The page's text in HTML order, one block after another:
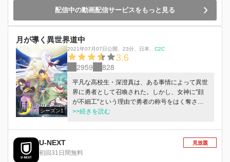
配信中の動画配信サービスをもっと見る
月が導く異世界道中
シーズン1
2021年07月07日公開 23分 日本 C2C
3.6
2959 828
平凡な高校生・深澄真は、ある事情によって異世
界に勇者として召喚された。しかし、女神に"顔
が不細工"という理由で勇者の称号をはく奪さ
れ、最果ての荒野へ飛ばされてしまう。荒野でさ
界をどう生きていくのか。
>>続きを読む
U-NEXT
初回31日間無料
見放題